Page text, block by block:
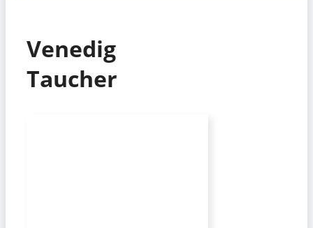
Venedig
Taucher